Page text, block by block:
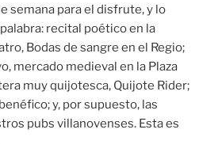
semana para el disfrute, y lo
recital poético en la
Bodas de sangre en el Regio;
mercado medieval en la Plaza
muy quijotesca, Quijote Rider;
y, por supuesto, las
pubs villanovenses. Esta es